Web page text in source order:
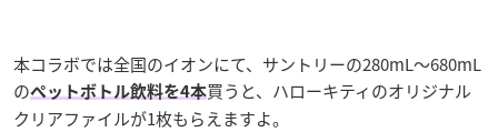
本コラボでは全国のイオンにて、サントリーの280mL～680mL
のペットボトル飲料を4本買うと、ハローキティのオリジナル
クリアファイルが1枚もらえますよ。